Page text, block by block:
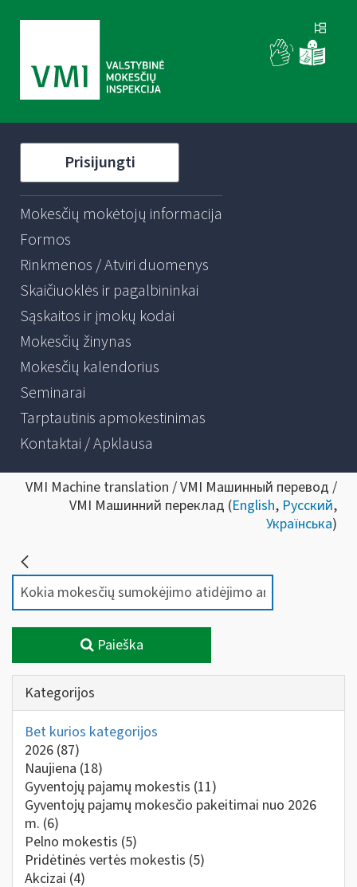
Prisijungti
Mokesčių mokėtojų informacija
Formos
Rinkmenos / Atviri duomenys
Skaičiuoklės ir pagalbininkai
Sąskaitos ir įmokų kodai
Mokesčių žinynas
Mokesčių kalendorius
Seminarai
Tarptautinis apmokestinimas
Kontaktai / Apklausa
VMI Machine translation / VMI Машинный перевод /
VMI Машинний переклад (English, Русский,
Українська)
Paieška
Kategorijos
Bet kurios kategorijos
2026 (87)
Naujiena (18)
Gyventojų pajamų mokestis (11)
Gyventojų pajamų mokesčio pakeitimai nuo 2026
m. (6)
Pelno mokestis (5)
Pridėtinės vertės mokestis (5)
Akcizai (4)